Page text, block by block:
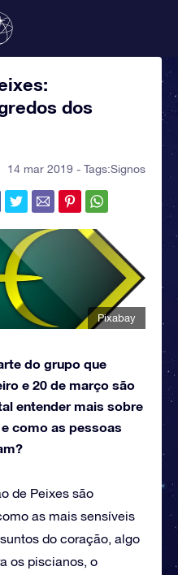
dos
14 mar 2019 - Tags:Signos
Pixabay
do grupo que
e 20 de março são
entender mais sobre
como as pessoas
de Peixes são
as mais sensíveis
do coração, algo
os piscianos, o